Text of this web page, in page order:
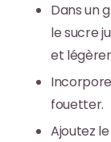
Dans un
le sucre
et
fouetter.
Ajoutez